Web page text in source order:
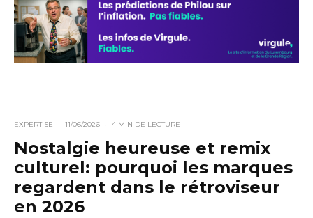
EXPERTISE · 11/06/2026 · 4 MIN DE LECTURE
Nostalgie heureuse et remix
culturel: pourquoi les marques
regardent dans le rétroviseur
en 2026